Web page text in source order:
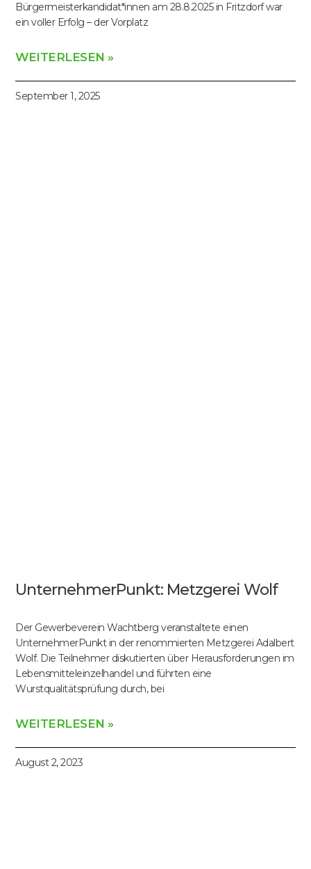
Bürgermeisterkandidat*innen am 28.8.2025 in Fritzdorf war
ein voller Erfolg – der Vorplatz
WEITERLESEN »
September 1, 2025
UnternehmerPunkt: Metzgerei Wolf
Der Gewerbeverein Wachtberg veranstaltete einen
UnternehmerPunkt in der renommierten Metzgerei Adalbert
Wolf. Die Teilnehmer diskutierten über Herausforderungen im
Lebensmitteleinzelhandel und führten eine
Wurstqualitätsprüfung durch, bei
WEITERLESEN »
August 2, 2023